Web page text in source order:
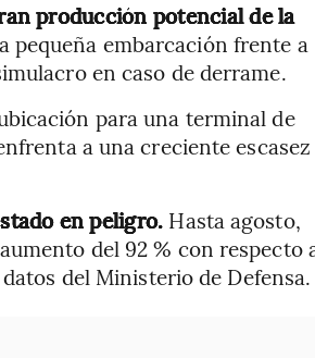
producción potencial de la
pequeña embarcación frente a
en caso de derrame.
para una terminal de
a una creciente escasez
en peligro. Hasta agosto,
del 92 % con respecto
del Ministerio de Defensa.